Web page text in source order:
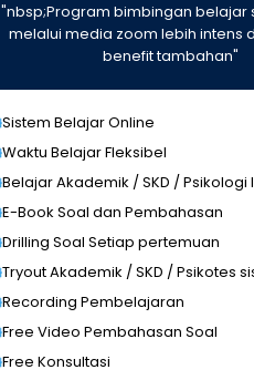
"nbsp;Program bimbingan belajar
melalui media zoom lebih intens
benefit tambahan"
Sistem Belajar Online
Waktu Belajar Fleksibel
Belajar Akademik / SKD / Psikologi
E-Book Soal dan Pembahasan
Drilling Soal Setiap pertemuan
Tryout Akademik / SKD / Psikotes
Recording Pembelajaran
Free Video Pembahasan Soal
Free Konsultasi